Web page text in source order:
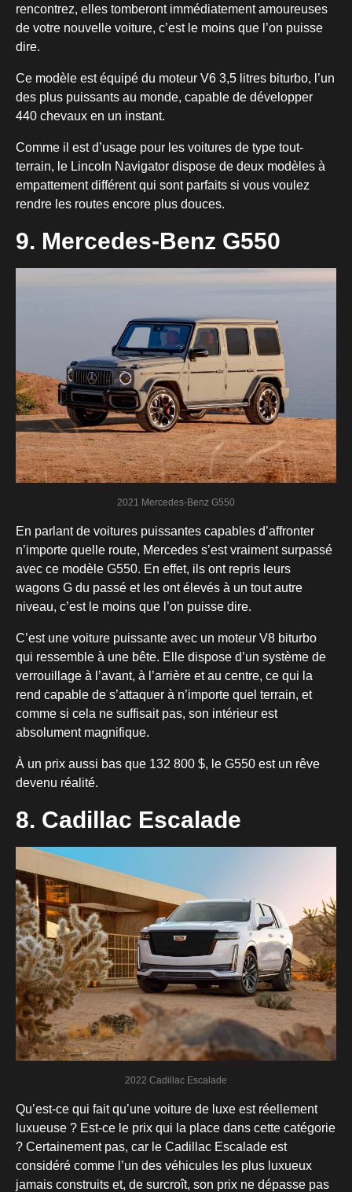
rencontrez, elles tomberont immédiatement amoureuses
de votre nouvelle voiture, c’est le moins que l’on puisse
dire.
Ce modèle est équipé du moteur V6 3,5 litres biturbo, l’un
des plus puissants au monde, capable de développer
440 chevaux en un instant.
Comme il est d’usage pour les voitures de type tout-
terrain, le Lincoln Navigator dispose de deux modèles à
empattement différent qui sont parfaits si vous voulez
rendre les routes encore plus douces.
9. Mercedes-Benz G550
2021 Mercedes-Benz G550
En parlant de voitures puissantes capables d’affronter
n’importe quelle route, Mercedes s’est vraiment surpassé
avec ce modèle G550. En effet, ils ont repris leurs
wagons G du passé et les ont élevés à un tout autre
niveau, c’est le moins que l’on puisse dire.
C’est une voiture puissante avec un moteur V8 biturbo
qui ressemble à une bête. Elle dispose d’un système de
verrouillage à l’avant, à l’arrière et au centre, ce qui la
rend capable de s’attaquer à n’importe quel terrain, et
comme si cela ne suffisait pas, son intérieur est
absolument magnifique.
À un prix aussi bas que 132 800 $, le G550 est un rêve
devenu réalité.
8. Cadillac Escalade
2022 Cadillac Escalade
Qu’est-ce qui fait qu’une voiture de luxe est réellement
luxueuse ? Est-ce le prix qui la place dans cette catégorie
? Certainement pas, car le Cadillac Escalade est
considéré comme l’un des véhicules les plus luxueux
jamais construits et, de surcroît, son prix ne dépasse pas